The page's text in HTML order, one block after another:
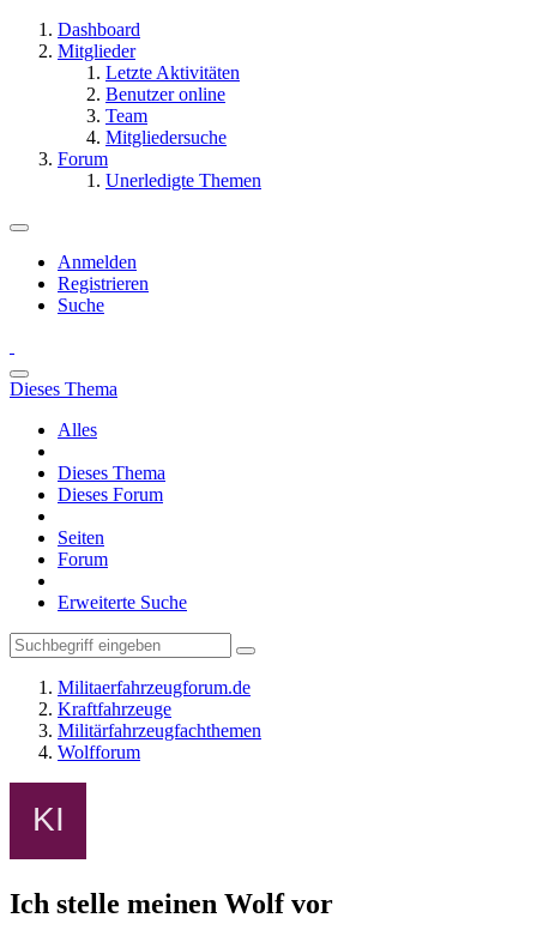
Dashboard
Mitglieder
Letzte Aktivitäten
Benutzer online
Team
Mitgliedersuche
Forum
Unerledigte Themen
Anmelden
Registrieren
Suche
Dieses Thema
Alles
Dieses Thema
Dieses Forum
Seiten
Forum
Erweiterte Suche
Militaerfahrzeugforum.de
Kraftfahrzeuge
Militärfahrzeugfachthemen
Wolfforum
Ich stelle meinen Wolf vor